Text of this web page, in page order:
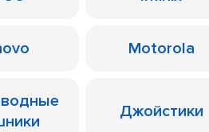
Motorola
Джойстики